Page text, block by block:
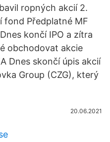
ropných akcií 2.
fond Předplatné MF
končí IPO a zítra
obchodovat akcie
Dnes skončí úpis akcií
Group (CZG), který
20.06.2021